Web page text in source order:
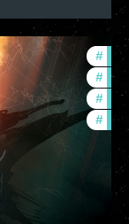
#
#
#
#